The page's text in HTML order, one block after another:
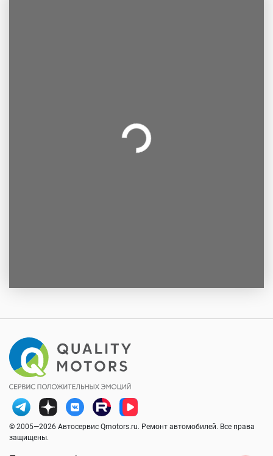
© 2005—2026 Автосервис Qmotors.ru. Ремонт автомобилей. Все права
защищены.